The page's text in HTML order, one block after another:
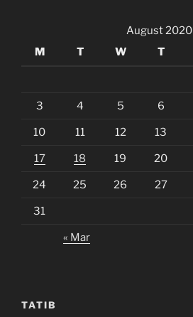
August 2020
M
T W T
3 4 5 6
10 11 12 13
17 18 19 20
24 25 26 27
31
« Mar
TATIB